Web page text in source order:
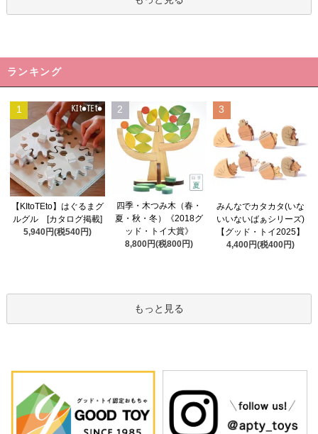
ランキング
1
【KItoTEto】はぐるまグ
ルグル [カタログ掲載]
5,940円(税540円)
2
四季・木つみ木（春・
夏・秋・冬）《2018グ
ッド・トイ大賞》
8,800円(税800円)
3
みんなでカタカタ(いな
いいないばぁシリーズ)
【グッド・トイ2025】
4,400円(税400円)
もっと見る